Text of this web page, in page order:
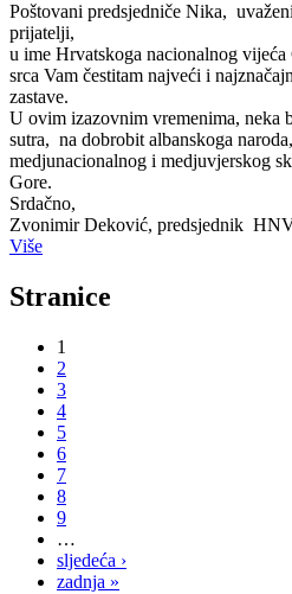
Poštovani predsjedniče Nika,
prijatelji,
u ime Hrvatskoga nacionalnog
srca Vam čestitam najveći i
zastave.
U ovim izazovnim vremenima, neka
sutra, na dobrobit albanskoga
medjunacionalnog i medjuvjerskog
Gore.
Srdačno,
Zvonimir Deković, predsjednik
Više
Stranice
1
2
3
4
5
6
7
8
9
…
sljedeća ›
zadnja »